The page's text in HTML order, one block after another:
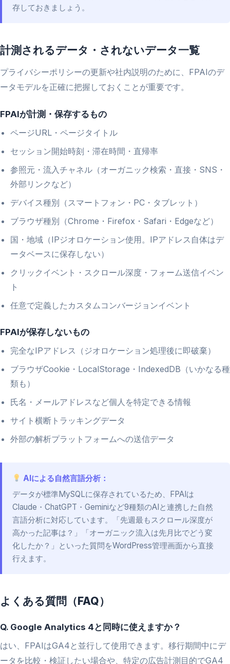
存しておきましょう。
計測されるデータ・されないデータ一覧
プライバシーポリシーの更新や社内説明のために、FPAIのデ
ータモデルを正確に把握しておくことが重要です。
FPAIが計測・保存するもの
ページURL・ページタイトル
セッション開始時刻・滞在時間・直帰率
参照元・流入チャネル（オーガニック検索・直接・SNS・
外部リンクなど）
デバイス種別（スマートフォン・PC・タブレット）
ブラウザ種別（Chrome・Firefox・Safari・Edgeなど）
国・地域（IPジオロケーション使用。IPアドレス自体はデ
ータベースに保存しない）
クリックイベント・スクロール深度・フォーム送信イベン
ト
任意で定義したカスタムコンバージョンイベント
FPAIが保存しないもの
完全なIPアドレス（ジオロケーション処理後に即破棄）
ブラウザCookie・LocalStorage・IndexedDB（いかなる種
類も）
氏名・メールアドレスなど個人を特定できる情報
サイト横断トラッキングデータ
外部の解析プラットフォームへの送信データ
AIによる自然言語分析：
データが標準MySQLに保存されているため、FPAIは
Claude・ChatGPT・Geminiなど9種類のAIと連携した自然
言語分析に対応しています。「先週最もスクロール深度が
高かった記事は？」「オーガニック流入は先月比でどう変
化したか？」といった質問をWordPress管理画面から直接
行えます。
よくある質問（FAQ）
Q. Google Analytics 4と同時に使えますか？
はい、FPAIはGA4と並行して使用できます。移行期間中にデ
ータを比較・検証したい場合や、特定の広告計測目的でGA4